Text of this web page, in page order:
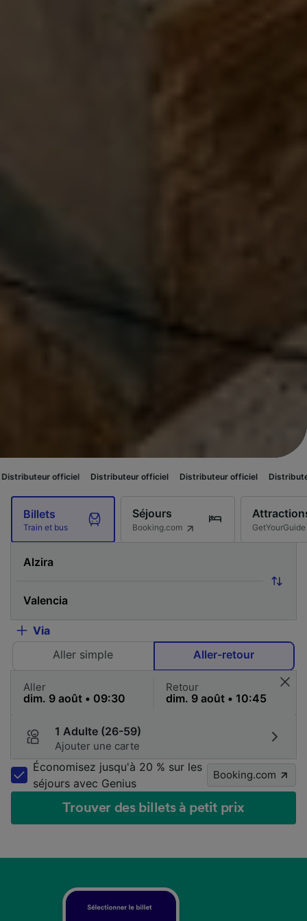
Distributeur officiel Distributeur officiel Distributeur officiel
Billets
Train et bus
Séjours
Booking.com GetYourGuide
Via
Aller simple
Aller-retour
Aller Retour
1 Adulte (26-59)
Ajouter une carte
Économisez jusqu'à 20 % sur les
séjours avec Genius
Booking.com
Trouver des billets à petit prix